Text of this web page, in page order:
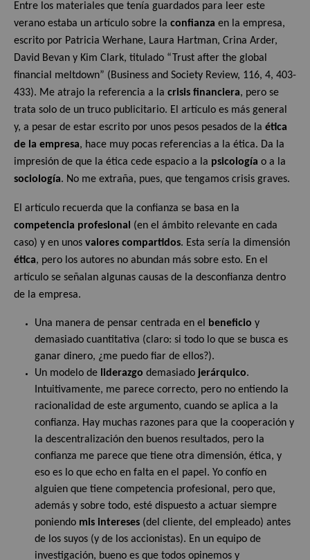
Entre los materiales que tenía guardados para leer este
verano estaba un artículo sobre la confianza en la empresa,
escrito por Patricia Werhane, Laura Hartman, Crina Arder,
David Bevan y Kim Clark, titulado “Trust after the global
financial meltdown” (Business and Society Review, 116, 4, 403-
433). Me atrajo la referencia a la crisis financiera, pero se
trata solo de un truco publicitario. El artículo es más general
y, a pesar de estar escrito por unos pesos pesados de la ética
de la empresa, hace muy pocas referencias a la ética. Da la
impresión de que la ética cede espacio a la psicología o a la
sociología. No me extraña, pues, que tengamos crisis graves.
El artículo recuerda que la confianza se basa en la
competencia profesional
(en el ámbito relevante en cada
caso) y en unos valores compartidos. Esta sería la dimensión
ética, pero los autores no abundan más sobre esto. En el
artículo se señalan algunas causas de la desconfianza dentro
de la empresa.
Una manera de pensar centrada en el beneficio y
demasiado cuantitativa (claro: si todo lo que se busca es
ganar dinero, ¿me puedo fiar de ellos?).
Un modelo de liderazgo demasiado jerárquico.
Intuitivamente, me parece correcto, pero no entiendo la
racionalidad de este argumento, cuando se aplica a la
confianza. Hay muchas razones para que la cooperación y
la descentralización den buenos resultados, pero la
confianza me parece que tiene otra dimensión, ética, y
eso es lo que echo en falta en el papel. Yo confío en
alguien que tiene competencia profesional, pero que,
además y sobre todo, esté dispuesto a actuar siempre
poniendo mis intereses (del cliente, del empleado) antes
de los suyos (y de los accionistas). En un equipo de
investigación, bueno es que todos opinemos y